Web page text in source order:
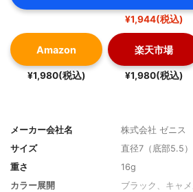
¥1,944(税込)
Amazon
¥1,980(税込)
楽天市場
¥1,980(税込)
メーカー会社名
株式会社 ゼニス
サイズ
直径7（底部5.5
重さ
16g
カラー展開
ブラック、キャ